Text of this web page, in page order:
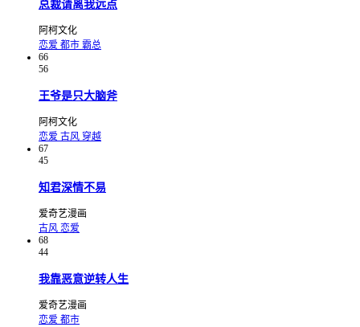
总裁请离我远点
阿柯文化
恋爱 都市 霸总
66
56
王爷是只大脑斧
阿柯文化
恋爱 古风 穿越
67
45
知君深情不易
爱奇艺漫画
古风 恋爱
68
44
我靠恶意逆转人生
爱奇艺漫画
恋爱 都市